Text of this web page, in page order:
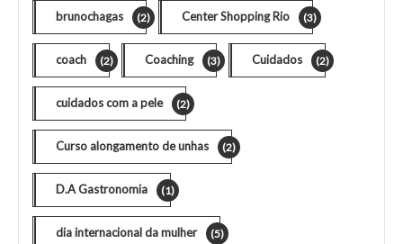
brunochagas (2) Center Shopping Rio (3)
coach (2) Coaching (3) Cuidados (2)
cuidados com a pele (2)
Curso alongamento de unhas (2)
D.A Gastronomia (1)
dia internacional da mulher (5)